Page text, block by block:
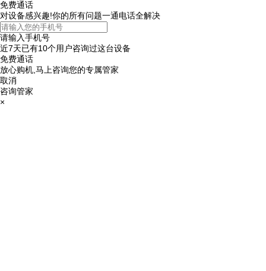
免费通话
对设备感兴趣!你的所有问题一通电话全解决
请输入手机号
近7天已有10个用户咨询过这台设备
免费通话
放心购机,马上咨询您的专属管家
取消
咨询管家
×